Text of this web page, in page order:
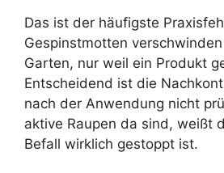
Das ist der häufigste
Gespinstmotten
Garten, nur weil ein Produkt
Entscheidend ist die
nach der Anwendung nicht
aktive Raupen da sind, weißt
Befall wirklich gestoppt ist.